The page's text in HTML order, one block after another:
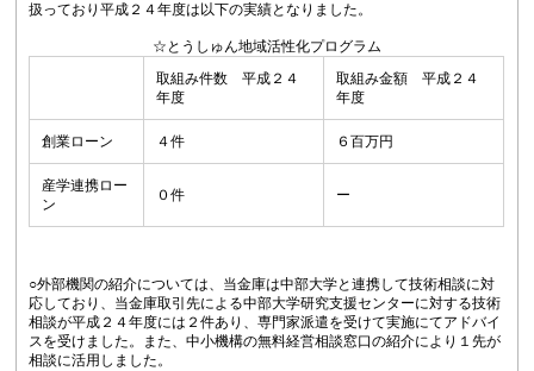
扱っており平成２４年度は以下の実績となりました。
☆とうしゅん地域活性化プログラム
取組み件数 平成２４
年度
取組み金額 平成２４
年度
創業ローン ４件 ６百万円
産学連携ロー
ン
０件 ー
○外部機関の紹介については、当金庫は中部大学と連携して技術相談に対
応しており、当金庫取引先による中部大学研究支援センターに対する技術
相談が平成２４年度には２件あり、専門家派遣を受けて実施にてアドバイ
スを受けました。また、中小機構の無料経営相談窓口の紹介により１先が
相談に活用しました。